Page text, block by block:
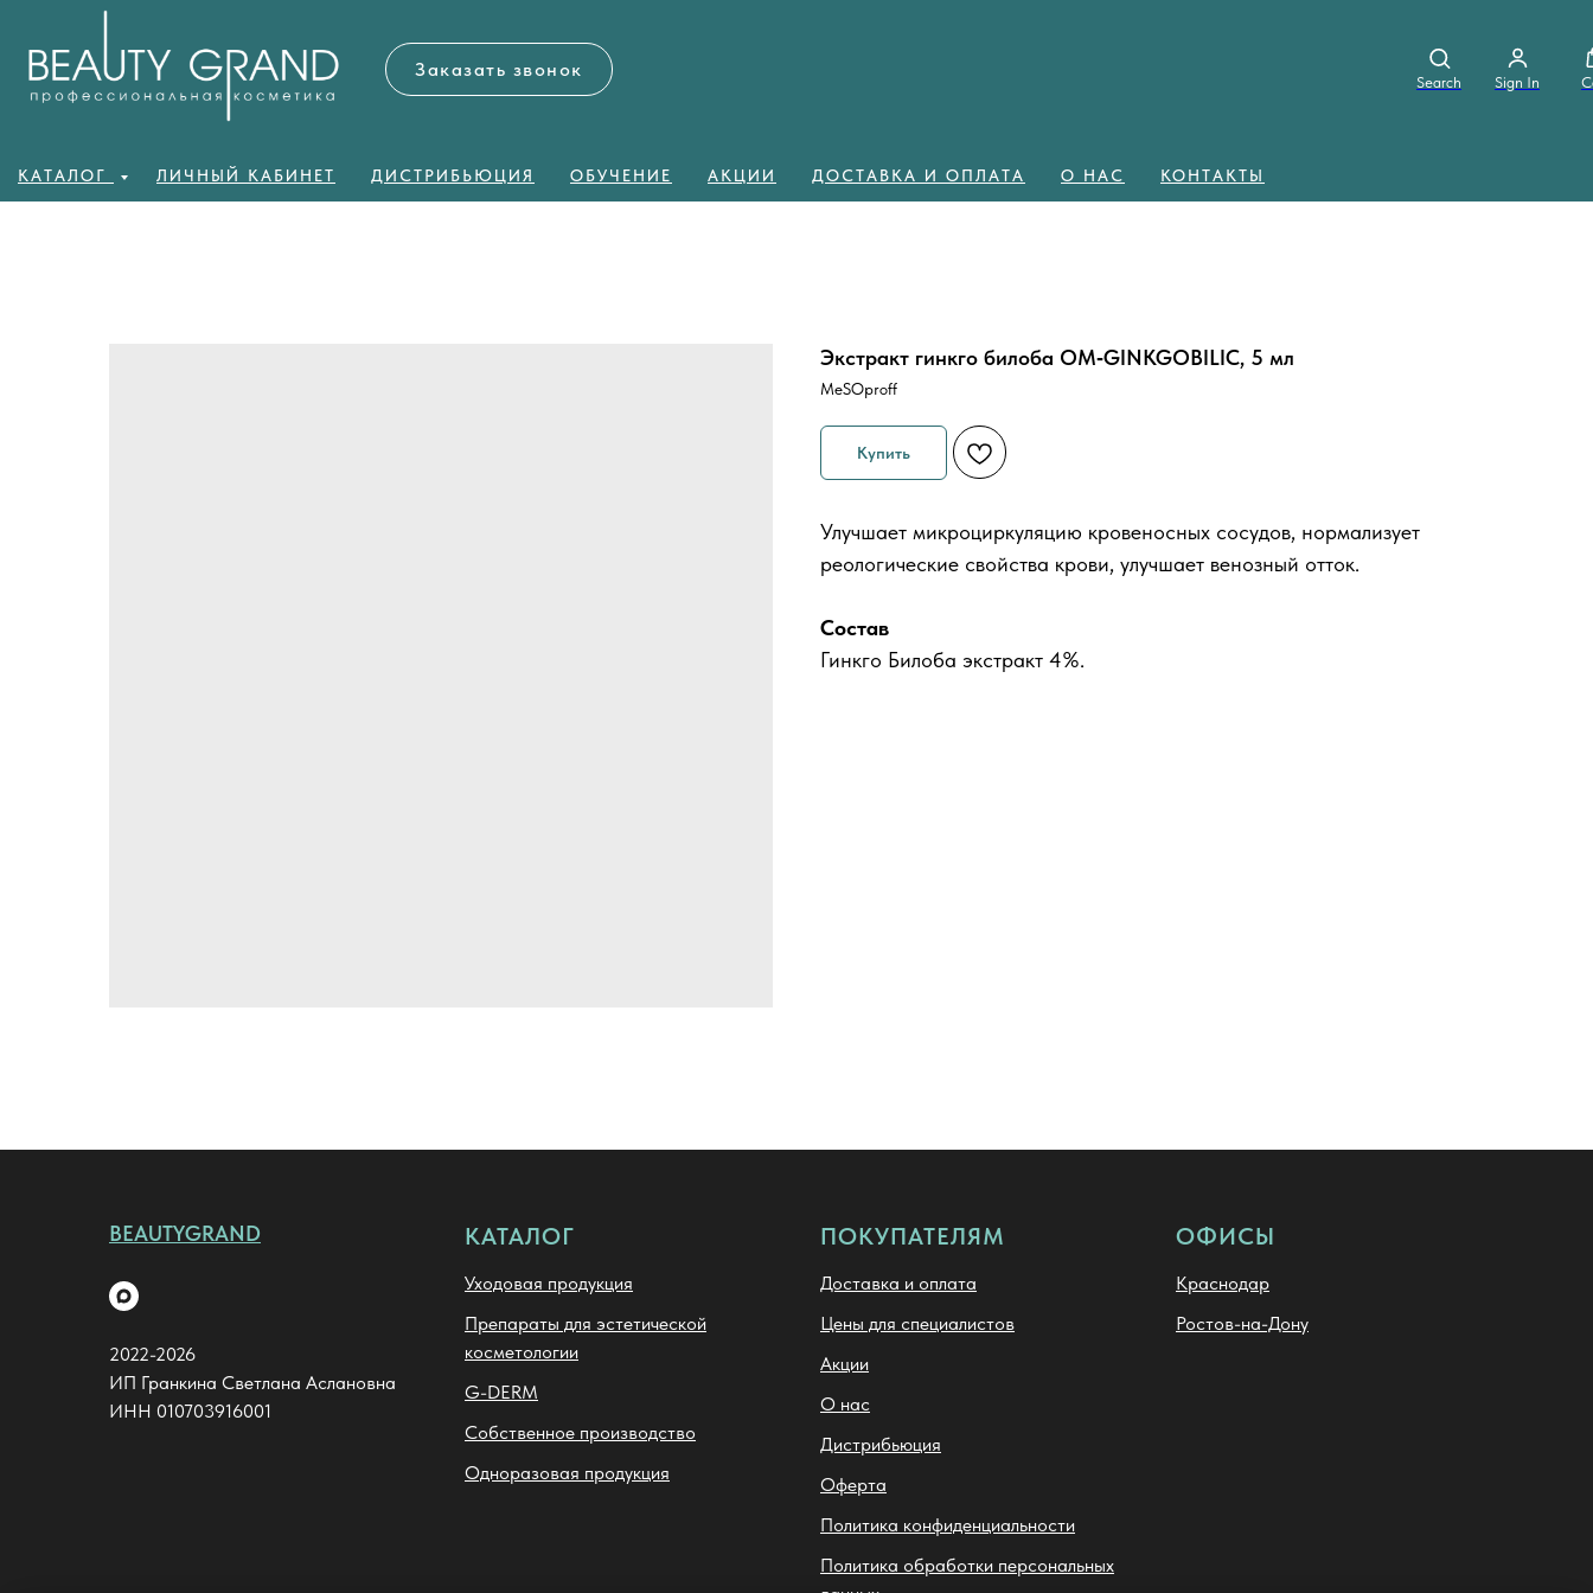
Заказать звонок
Search Sign In
КАТАЛОГ ЛИЧНЫЙ КАБИНЕТ ДИСТРИБЬЮЦИЯ ОБУЧЕНИЕ АКЦИИ ДОСТАВКА И ОПЛАТА О НАС КОНТАКТЫ
Экстракт гинкго билоба OM‑GINKGOBILIC, 5 мл
MeSOproff
Купить
Улучшает микроциркуляцию кровеносных сосудов, нормализует
реологические свойства крови, улучшает венозный отток.
Состав
Гинкго Билоба экстракт 4%.
BEAUTYGRAND
2022-2026
ИП Гранкина Светлана Аслановна
ИНН 010703916001
КАТАЛОГ
Уходовая продукция
Препараты для эстетической
косметологии
G-DERM
Собственное производство
Одноразовая продукция
ПОКУПАТЕЛЯМ
Доставка и оплата
Цены для специалистов
Акции
О нас
Дистрибьюция
Оферта
Политика конфиденциальности
Политика обработки персональных
ОФИСЫ
Краснодар
Ростов-на-Дону